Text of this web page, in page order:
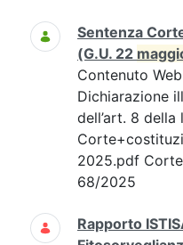
Sentenza
(G.U. 22
Contenuto Web
Dichiarazione
dell’art. 8
2025.pdf
68/2025
Rapporto